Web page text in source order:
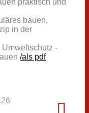
praktisch und
bauen,
in der
Umweltschutz -
/als pdf